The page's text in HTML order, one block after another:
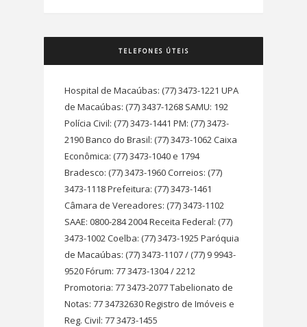
TELEFONES ÚTEIS
Hospital de Macaúbas: (77) 3473-1221 UPA
de Macaúbas: (77) 3437-1268 SAMU: 192
Polícia Civil: (77) 3473-1441 PM: (77) 3473-
2190 Banco do Brasil: (77) 3473-1062 Caixa
Econômica: (77) 3473-1040 e 1794
Bradesco: (77) 3473-1960 Correios: (77)
3473-1118 Prefeitura: (77) 3473-1461
Câmara de Vereadores: (77) 3473-1102
SAAE: 0800-284 2004 Receita Federal: (77)
3473-1002 Coelba: (77) 3473-1925 Paróquia
de Macaúbas: (77) 3473-1107 / (77) 9 9943-
9520 Fórum: 77 3473-1304 / 2212
Promotoria: 77 3473-2077 Tabelionato de
Notas: 77 34732630 Registro de Imóveis e
Reg. Civil: 77 3473-1455